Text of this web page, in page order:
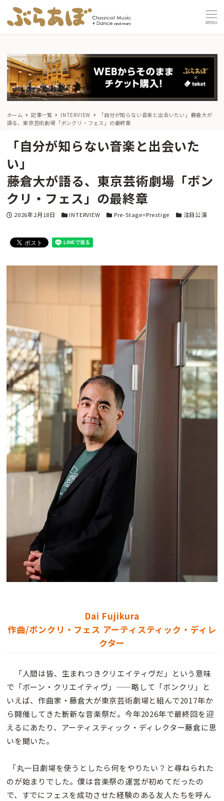
MENU
ホーム 記事一覧 INTERVIEW 「自分が知らない音楽と出会いたい」 ――藤倉大が
語る、東京芸術劇場「ボンクリ・フェス」の最終章
「自分が知らない音楽と出会いた
い」
――藤倉大が語る、東京芸術劇場「ボン
クリ・フェス」の最終章
投稿日
2026年2月18日 カテゴリー
INTERVIEW カテゴリー
Pre-Stage=Prestige カテゴリー
注目公演
Dai Fujikura
作曲/ボンクリ・フェス アーティスティック・ディレ
クター
「人間は皆、生まれつきクリエイティヴだ」という意味
で「ボーン・クリエイティヴ」——略して「ボンクリ」と
いえば、作曲家・藤倉大が東京芸術劇場と組んで2017年か
ら開催してきた斬新な音楽祭だ。今年2026年で最終回を迎
えるにあたり、アーティスティック・ディレクター藤倉に思
いを聞いた。
「丸一日劇場を使うとしたら何をやりたい？と尋ねられた
のが始まりでした。僕は音楽祭の運営が初めてだったの
で、すでにフェスを成功させた経験のある友人たちを呼ん